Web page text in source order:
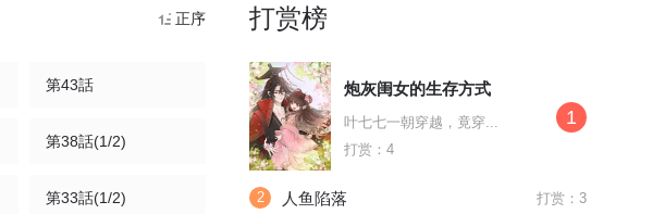
正序
第43話
第38話(1/2)
第33話(1/2)
打赏榜
炮灰闺女的生存方式
叶七七一朝穿越，竟穿...
打赏：4
1
2 人鱼陷落 打赏：3